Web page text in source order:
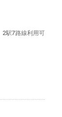
2駅7路線利用可